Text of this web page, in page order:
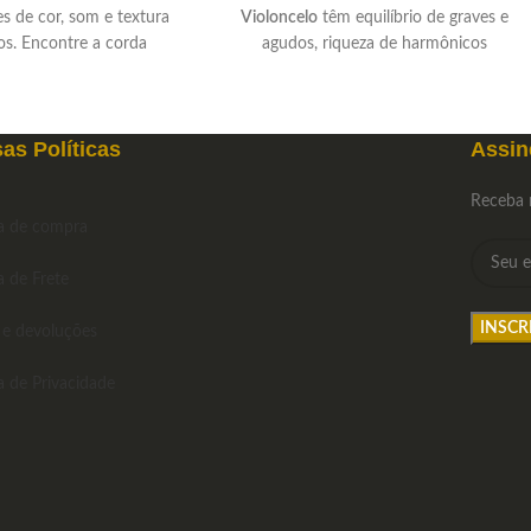
de cor, som e textura
Encontre a corda
Violoncelotêm equilíbrio de graves e
agudos, riqueza de harmônicos
Políticas